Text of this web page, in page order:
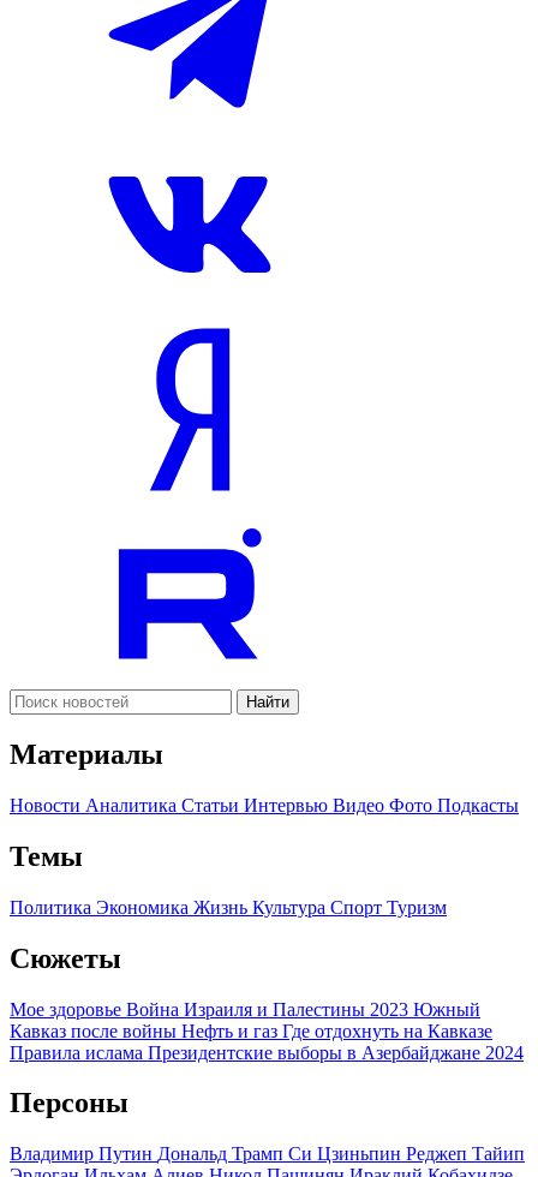
Найти
Материалы
Новости Аналитика Статьи Интервью Видео Фото Подкасты
Темы
Политика Экономика Жизнь Культура Спорт Туризм
Сюжеты
Мое здоровье Война Израиля и Палестины 2023 Южный
Кавказ после войны Нефть и газ Где отдохнуть на Кавказе
Правила ислама Президентские выборы в Азербайджане 2024
Персоны
Владимир Путин Дональд Трамп Си Цзиньпин Реджеп Тайип